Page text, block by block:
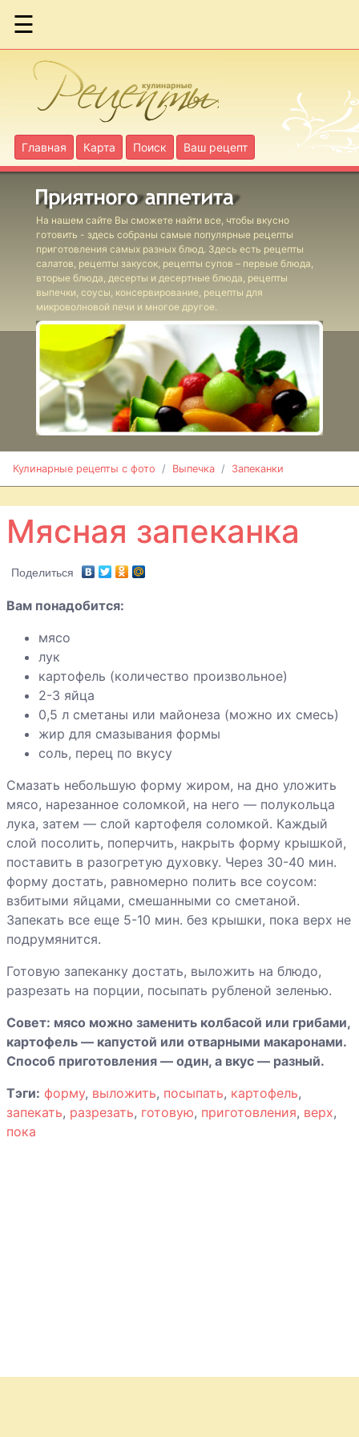
☰
Главная Карта Поиск Ваш рецепт
На нашем сайте Вы сможете найти все, чтобы вкусно
готовить - здесь собраны самые популярные рецепты
приготовления самых разных блюд. Здесь есть рецепты
салатов, рецепты закусок, рецепты супов – первые блюда,
вторые блюда, десерты и десертные блюда, рецепты
выпечки, соусы, консервирование, рецепты для
микроволновой печи и многое другое.
Кулинарные рецепты с фото Выпечка Запеканки
Макаронная
запеканка
Мясная
запеканка
Рыбная
запеканка из
морского
окуня
Творожная
запеканка
Запеканка
"Деревенская"
Запеканка из
минтая с
овощами
Запеканка из
овощей с
вешенками
сухарей с
капустой
Мясная запеканка
Поделиться
Вам понадобится:
мясо
лук
картофель (количество произвольное)
2-3 яйца
0,5 л сметаны или майонеза (можно их смесь)
жир для смазывания формы
соль, перец по вкусу
Смазать небольшую форму жиром, на дно уложить
мясо, нарезанное соломкой, на него — полукольца
лука, затем — слой картофеля соломкой. Каждый
слой посолить, поперчить, накрыть форму крышкой,
поставить в разогретую духовку. Через 30-40 мин.
форму достать, равномерно полить все соусом:
взбитыми яйцами, смешанными со сметаной.
Запекать все еще 5-10 мин. без крышки, пока верх не
подрумянится.
Готовую запеканку достать, выложить на блюдо,
разрезать на порции, посыпать рубленой зеленью.
Совет: мясо можно заменить колбасой или грибами,
картофель — капустой или отварными макаронами.
Способ приготовления — один, а вкус — разный.
Тэги: форму, выложить, посыпать, картофель,
запекать, разрезать, готовую, приготовления, верх,
пока